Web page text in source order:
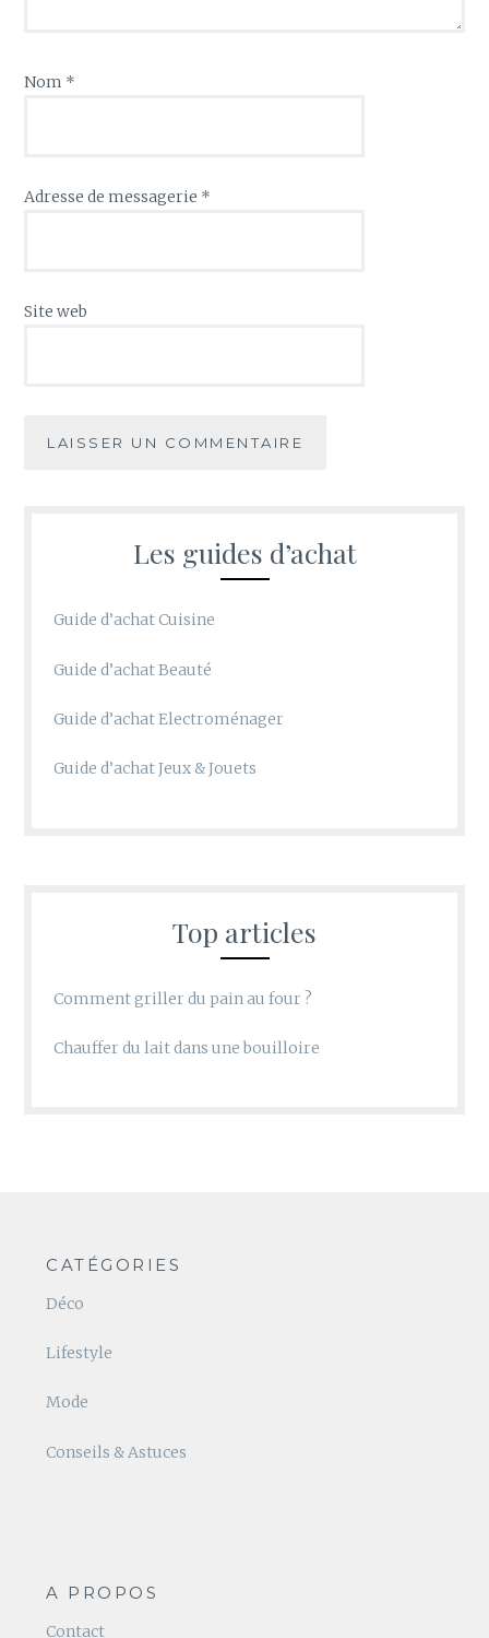
Nom *
Adresse de messagerie *
Site web
Les guides d’achat
Guide d’achat Cuisine
Guide d’achat Beauté
Guide d’achat Electroménager
Guide d’achat Jeux & Jouets
Top articles
Comment griller du pain au four ?
Chauffer du lait dans une bouilloire
CATÉGORIES
Déco
Lifestyle
Mode
Conseils & Astuces
A PROPOS
Contact